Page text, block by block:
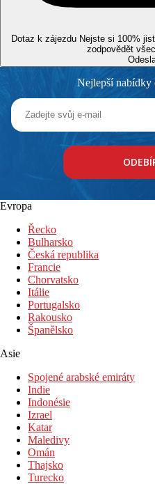
Lehátka na pláži za poplatek
Slunečníky na pláži za
Lehátka a slunečníky u
Dětský bazén
brouzdaliště
Fotogalerie
Dotaz k zájezdu Nejste si 100%
zodpovědět
Nejlepší nabídky
Evropa
Řecko
Bulharsko
Česká republika
Francie
Chorvatsko
Itálie
Portugalsko
Rakousko
Španělsko
Asie
Spojené arabské emiráty
Indie
Indonésie
Izrael
Katar
Maledivy
Omán
Thajsko
Turecko